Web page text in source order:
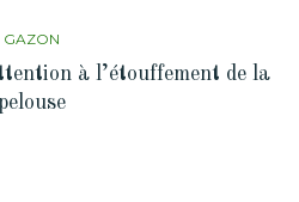
GAZON
à l’étouffement de la